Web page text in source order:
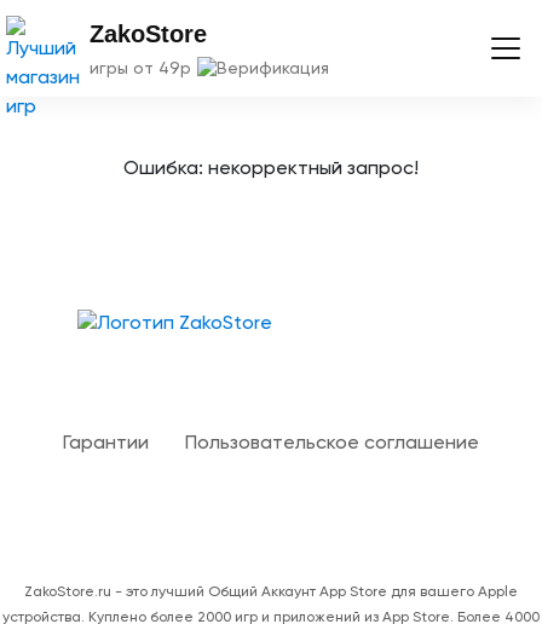
ZakoStore
игры от 49р
Ошибка: некорректный запрос!
Гарантии Пользовательское соглашение
ZakoStore.ru - это лучший Общий Аккаунт App Store для вашего Apple
устройства. Куплено более 2000 игр и приложений из App Store. Более 4000